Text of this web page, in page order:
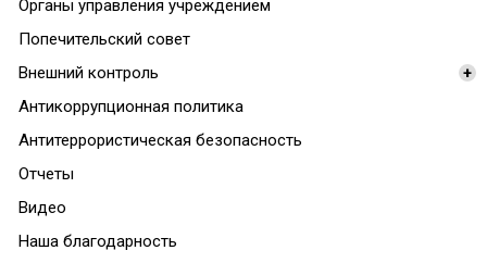
Органы управления учреждением
Попечительский совет
Внешний контроль
+
Антикоррупционная политика
Антитеррористическая безопасность
Отчеты
Видео
Наша благодарность